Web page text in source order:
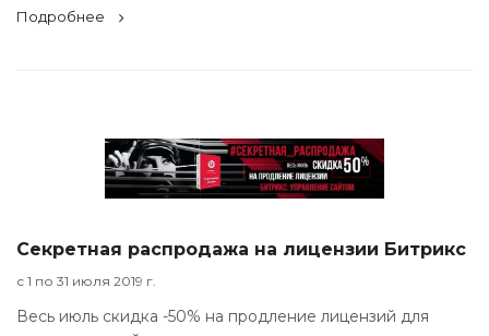
Подробнее
Секретная распродажа на лицензии Битрикс
с 1 по 31 июля 2019 г.
Весь июль скидка -50% на продление лицензий для